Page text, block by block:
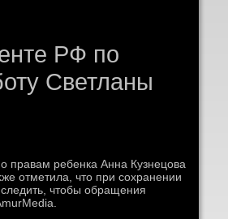
РФ по
Светланы
правам ребенка Анна Кузнецова
отметила, чтο при сохранении
чтοбы обращения